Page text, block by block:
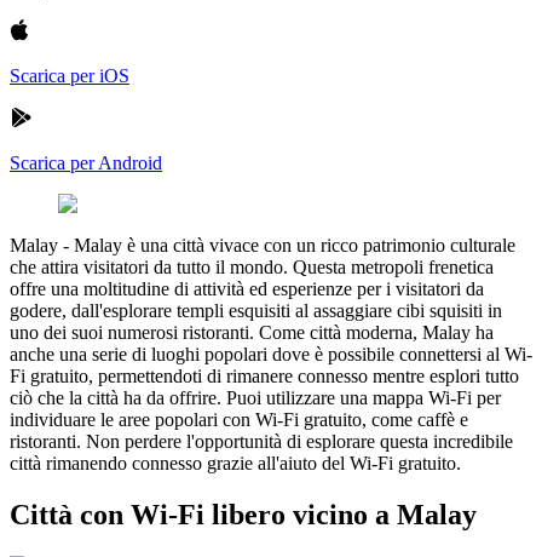
Scarica per iOS
Scarica per Android
Malay - Malay è una città vivace con un ricco patrimonio culturale
che attira visitatori da tutto il mondo. Questa metropoli frenetica
offre una moltitudine di attività ed esperienze per i visitatori da
godere, dall'esplorare templi esquisiti al assaggiare cibi squisiti in
uno dei suoi numerosi ristoranti. Come città moderna, Malay ha
anche una serie di luoghi popolari dove è possibile connettersi al Wi-
Fi gratuito, permettendoti di rimanere connesso mentre esplori tutto
ciò che la città ha da offrire. Puoi utilizzare una mappa Wi-Fi per
individuare le aree popolari con Wi-Fi gratuito, come caffè e
ristoranti. Non perdere l'opportunità di esplorare questa incredibile
città rimanendo connesso grazie all'aiuto del Wi-Fi gratuito.
Città con Wi-Fi libero vicino a Malay